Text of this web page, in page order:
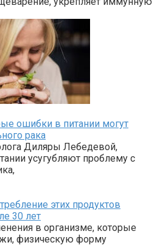
ошибки в питании могут
рака
Диляры Лебедевой,
усугубляют проблему с
этих продуктов
30 лет
в организме, которые
физическую форму